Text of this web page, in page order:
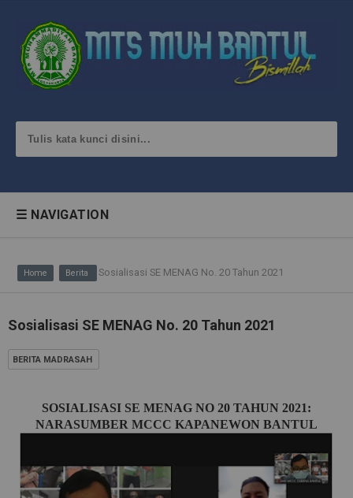
☰ NAVIGATION
Home Berita Sosialisasi SE MENAG No. 20 Tahun 2021
Sosialisasi SE MENAG No. 20 Tahun 2021
BERITA MADRASAH
SOSIALISASI SE MENAG NO 20 TAHUN 2021:
NARASUMBER MCCC KAPANEWON BANTUL